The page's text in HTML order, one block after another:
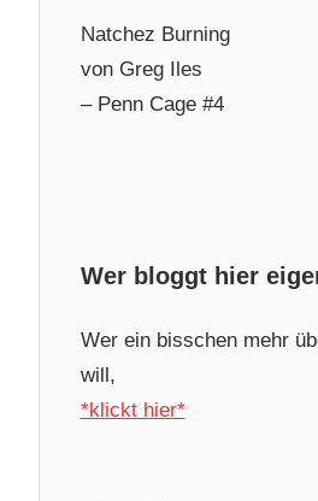
Natchez Burning
von Greg Iles
– Penn Cage #4
Wer bloggt hier
Wer ein bisschen mehr
will,
*klickt hier*